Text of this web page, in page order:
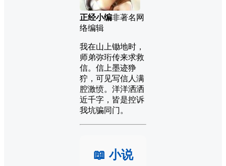
正经小编非著名网
络编辑
我在山上锄地时，
师弟弥珩传来求救
信。信上墨迹狰
狞，可见写信人满
腔激愤。洋洋洒洒
近千字，皆是控诉
我坑骗同门。
📖 小说